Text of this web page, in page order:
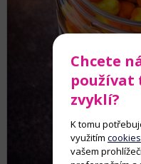
Chcete
používat
zvyklí?
K tomu
využitím cookies
vašem